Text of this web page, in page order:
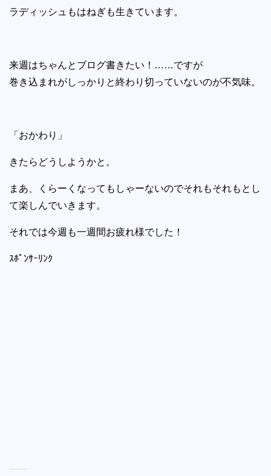
ラディッシュもはねぎも生きています。
来週はちゃんとブログ書きたい！……ですが
巻き込まれがしっかりと終わり切っていないのが不気味。
「おかわり」
きたらどうしようかと。
まあ、くらーくなってもしゃーないのでそれもそれもとし
て楽しんでいきます。
それでは今週も一週間お疲れ様でした！
ｽﾎﾟﾝｻｰﾘﾝｸ